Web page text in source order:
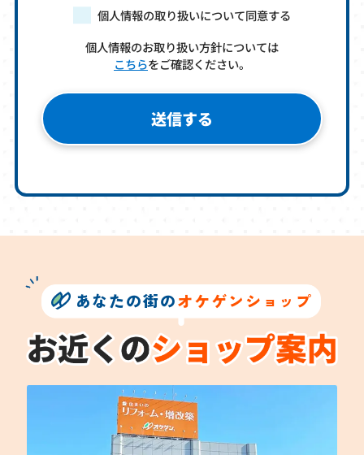
個人情報の取り扱いについて同意する
個人情報のお取り扱い方針については
こちらをご確認ください。
あなたの街のオケゲンショップ